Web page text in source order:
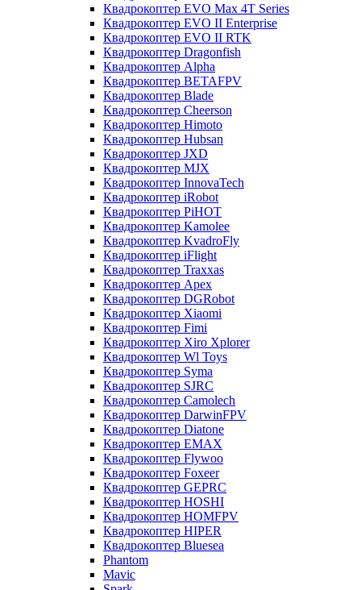
Квадрокоптер EVO Max 4T Series
Квадрокоптер EVO II Enterprise
Квадрокоптер EVO II RTK
Квадрокоптер Dragonfish
Квадрокоптер Alpha
Квадрокоптер BETAFPV
Квадрокоптер Blade
Квадрокоптер Cheerson
Квадрокоптер Himoto
Квадрокоптер Hubsan
Квадрокоптер JXD
Квадрокоптер MJX
Квадрокоптер InnovaTech
Квадрокоптер iRobot
Квадрокоптер PiHOT
Квадрокоптер Kamolee
Квадрокоптер KvadroFly
Квадрокоптер iFlight
Квадрокоптер Traxxas
Квадрокоптер Apex
Квадрокоптер DGRobot
Квадрокоптер Xiaomi
Квадрокоптер Fimi
Квадрокоптер Xiro Xplorer
Квадрокоптер Wl Toys
Квадрокоптер Syma
Квадрокоптер SJRC
Квадрокоптер Camolech
Квадрокоптер DarwinFPV
Квадрокоптер Diatone
Квадрокоптер EMAX
Квадрокоптер Flywoo
Квадрокоптер Foxeer
Квадрокоптер GEPRC
Квадрокоптер HOSHI
Квадрокоптер HOMFPV
Квадрокоптер HIPER
Квадрокоптер Bluesea
Phantom
Mavic